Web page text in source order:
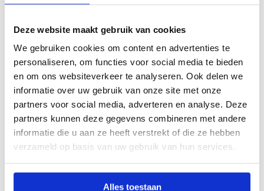
Deze website maakt gebruik van cookies
We gebruiken cookies om content en advertenties te
personaliseren, om functies voor social media te bieden
en om ons websiteverkeer te analyseren. Ook delen we
informatie over uw gebruik van onze site met onze
partners voor social media, adverteren en analyse. Deze
partners kunnen deze gegevens combineren met andere
informatie die u aan ze heeft verstrekt of die ze hebben
verzameld op basis van uw gebruik van hun services.
Alles toestaan
Terugblik: denk terug aan de ochtend. Wat vond je
fijn en wat vond je minder fijn? Wat wil je morgen
anders doen?
Deel deze challenge en win een leuke verrassing!
Doe jij met jouw klas mee met deze challenge? Maak
er dan foto’s van en mail die ons! De leukste foto’s
delen wij via onze social media kanalen. Door het
verrassing! Deel jij je foto’s van alle challenges deze